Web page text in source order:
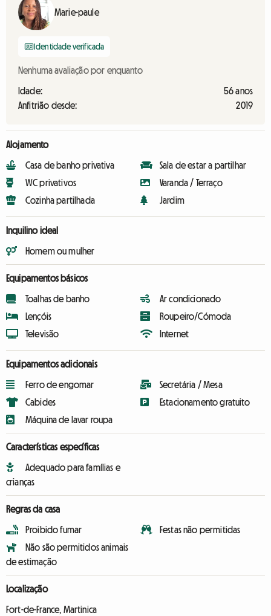
Marie-paule
Identidade verificada
Nenhuma avaliação por enquanto
Idade:
56 anos
Anfitrião desde:
2019
Alojamento
Casa de banho privativa
WC privativos
Cozinha partilhada
Sala de estar a partilhar
Varanda / Terraço
Jardim
Inquilino ideal
Homem ou mulher
Equipamentos básicos
Toalhas de banho
Lençóis
Televisão
Ar condicionado
Roupeiro/Cómoda
Internet
Equipamentos adicionais
Ferro de engomar
Cabides
Máquina de lavar roupa
Secretária / Mesa
Estacionamento gratuito
Características específicas
Adequado para famílias e
crianças
Regras da casa
Proibido fumar
Não são permitidos animais
de estimação
Festas não permitidas
Localização
Fort-de-France, Martinica